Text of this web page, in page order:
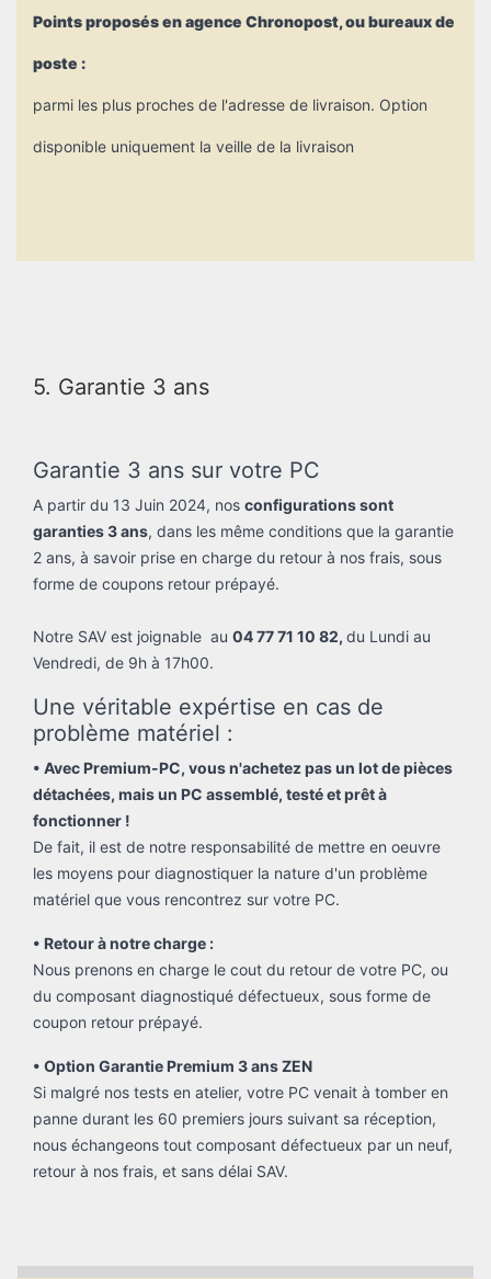
Points proposés en agence Chronopost, ou bureaux de
poste :
parmi les plus proches de l'adresse de livraison. Option
disponible uniquement la veille de la livraison
5. Garantie 3 ans
Garantie 3 ans sur votre PC
A partir du 13 Juin 2024, nos configurations sont
garanties 3 ans, dans les même conditions que la garantie
2 ans, à savoir prise en charge du retour à nos frais, sous
forme de coupons retour prépayé.
Notre SAV est joignable au 04 77 71 10 82, du Lundi au
Vendredi, de 9h à 17h00.
Une véritable expértise en cas de
problème matériel :
• Avec Premium-PC, vous n'achetez pas un lot de pièces
détachées, mais un PC assemblé, testé et prêt à
fonctionner !
De fait, il est de notre responsabilité de mettre en oeuvre
les moyens pour diagnostiquer la nature d'un problème
matériel que vous rencontrez sur votre PC.
• Retour à notre charge :
Nous prenons en charge le cout du retour de votre PC, ou
du composant diagnostiqué défectueux, sous forme de
coupon retour prépayé.
• Option Garantie Premium 3 ans ZEN
Si malgré nos tests en atelier, votre PC venait à tomber en
panne durant les 60 premiers jours suivant sa réception,
nous échangeons tout composant défectueux par un neuf,
retour à nos frais, et sans délai SAV.